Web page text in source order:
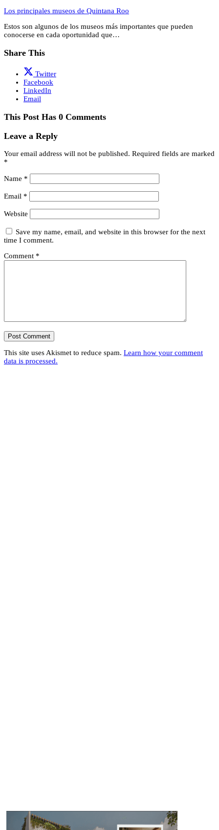
Los principales museos de Quintana Roo
Estos son algunos de los museos más importantes que pueden
conocerse en cada oportunidad que…
Share This
Twitter
Facebook
LinkedIn
Email
This Post Has 0 Comments
Leave a Reply
Your email address will not be published. Required fields are marked
*
Name *
Email *
Website
Save my name, email, and website in this browser for the next
time I comment.
Comment *
This site uses Akismet to reduce spam. Learn how your comment
data is processed.